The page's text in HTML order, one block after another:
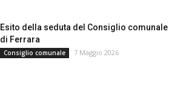
Esito della seduta del Consiglio comunale
di Ferrara
Consiglio comunale 7 Maggio 2026